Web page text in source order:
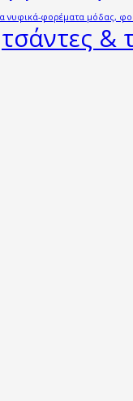
νυφικά-φορέματα μόδας,
τσάντες &